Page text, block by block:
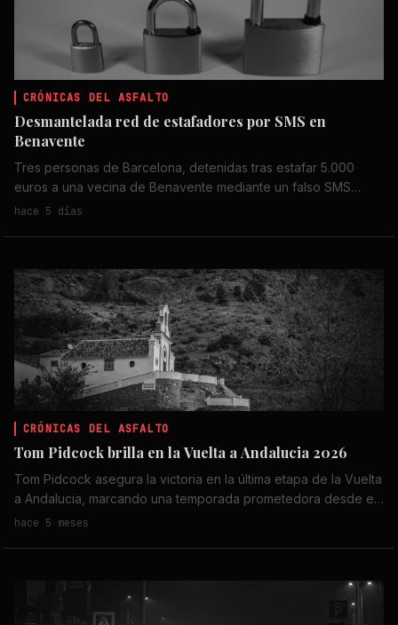
CRÓNICAS DEL ASFALTO
Desmantelada red de estafadores por SMS en
Benavente
Tres personas de Barcelona, detenidas tras estafar 5.000
euros a una vecina de Benavente mediante un falso SMS
bancario. La investigación sigue abierta.
hace 5 días
CRÓNICAS DEL ASFALTO
Tom Pidcock brilla en la Vuelta a Andalucia 2026
Tom Pidcock asegura la victoria en la última etapa de la Vuelta
a Andalucia, marcando una temporada prometedora desde el
inicio.
hace 5 meses